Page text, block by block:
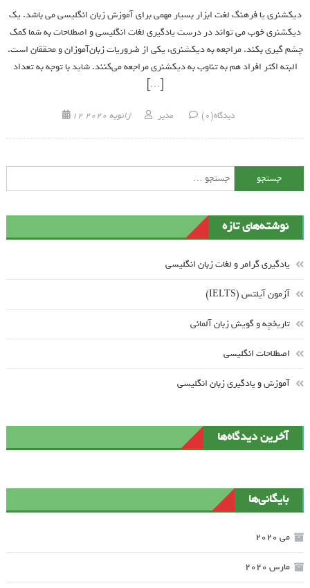
دیکشنری یا فرهنگ لغت ابزار بسیار مهمی برای آموزش زبان انگلیسی می باشد. یک
دیکشنری خوب می تواند در درست یادگیری لغات انگلیسی و اصطلاحات به شما کمک
چشم گیری بکند. مراجعه به دیکشنری، یکی از ضروریات زبان‌آموزان و محققان است.
البته اکثر افراد هم به تناوب به دیکشنری مراجعه می‌کنند. شاید با توجه به تعداد
[…]
Posted on 12 ژانویه 2020 Author
مدیر دیدگاه(0)
جستجو برای:
نوشته‌های تازه
یادگیری گرامر و لغات زبان انگلیسی
آزمون آیلتس (IELTS)
تاریخچه و گویش زبان آلمانی
اصطلاحات انگلیسی
آموزش و یادگیری زبان انگلیسی
آخرین دیدگاه‌ها
بایگانی‌ها
می 2020
مارس 2020